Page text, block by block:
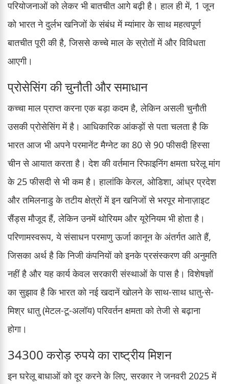
परियोजनाओं को लेकर भी बातचीत आगे बढ़ी है। हाल ही में, 1 जून
को भारत ने दुर्लभ खनिजों के संबंध में म्यांमार के साथ महत्वपूर्ण
बातचीत पूरी की है, जिससे कच्चे माल के स्रोतों में और विविधता
आएगी।
प्रोसेसिंग की चुनौती और समाधान
कच्चा माल प्राप्त करना एक बड़ा कदम है, लेकिन असली चुनौती
उसकी प्रोसेसिंग में है। आधिकारिक आंकड़ों से पता चलता है कि
भारत आज भी अपने परमानेंट मैग्नेट का 80 से 90 फीसदी हिस्सा
चीन से आयात करता है। देश की वर्तमान रिफाइनिंग क्षमता घरेलू मांग
के 25 फीसदी से भी कम है। हालांकि केरल, ओडिशा, आंध्र प्रदेश
और तमिलनाडु के तटीय क्षेत्रों में इन खनिजों से भरपूर मोनाज़ाइट
सैंड्स मौजूद हैं, लेकिन उनमें थोरियम और यूरेनियम भी होता है।
परिणामस्वरूप, ये संसाधन परमाणु ऊर्जा कानून के अंतर्गत आते हैं,
जिसका अर्थ है कि निजी कंपनियों को इनके प्रसंस्करण की अनुमति
नहीं है और यह कार्य केवल सरकारी संस्थाओं के पास है। विशेषज्ञों
का सुझाव है कि भारत को नई खदानें खोलने के साथ-साथ धातु-से-
मिश्र धातु (मेटल-टू-अलॉय) परिवर्तन क्षमता को तेजी से बढ़ाना
होगा।
34300 करोड़ रुपये का राष्ट्रीय मिशन
इन घरेलू बाधाओं को दूर करने के लिए, सरकार ने जनवरी 2025 में